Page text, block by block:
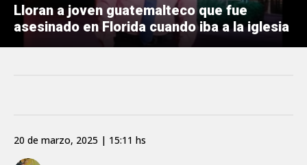
Lloran a joven guatemalteco que fue
asesinado en Florida cuando iba a la iglesia
20 de marzo, 2025 | 15:11 hs